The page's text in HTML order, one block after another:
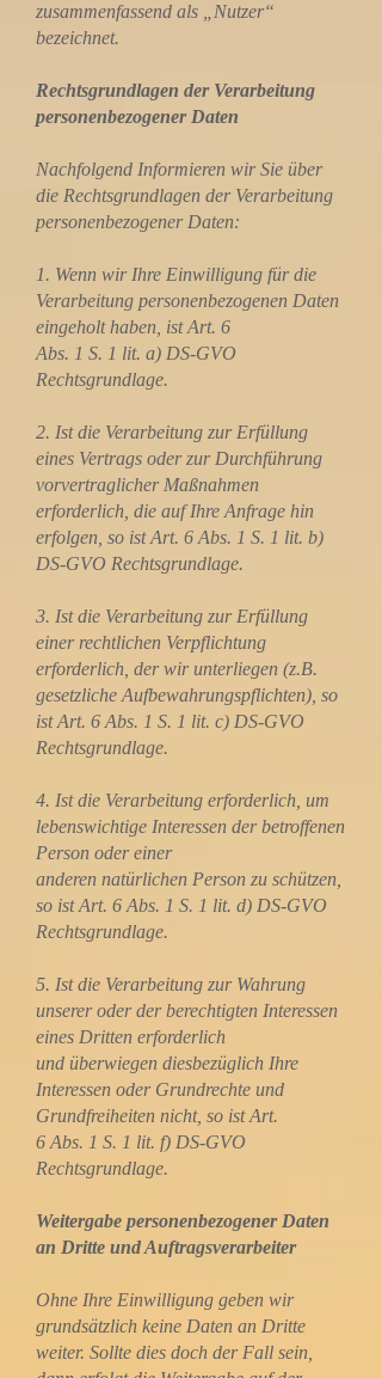
zusammenfassend als „Nutzer“
bezeichnet.
Rechtsgrundlagen der Verarbeitung
personenbezogener Daten
Nachfolgend Informieren wir Sie über
die Rechtsgrundlagen der Verarbeitung
personenbezogener Daten:
1. Wenn wir Ihre Einwilligung für die
Verarbeitung personenbezogenen Daten
eingeholt haben, ist Art. 6
Abs. 1 S. 1 lit. a) DS-GVO
Rechtsgrundlage.
2. Ist die Verarbeitung zur Erfüllung
eines Vertrags oder zur Durchführung
vorvertraglicher Maßnahmen
erforderlich, die auf Ihre Anfrage hin
erfolgen, so ist Art. 6 Abs. 1 S. 1 lit. b)
DS-GVO Rechtsgrundlage.
3. Ist die Verarbeitung zur Erfüllung
einer rechtlichen Verpflichtung
erforderlich, der wir unterliegen (z.B.
gesetzliche Aufbewahrungspflichten), so
ist Art. 6 Abs. 1 S. 1 lit. c) DS-GVO
Rechtsgrundlage.
4. Ist die Verarbeitung erforderlich, um
lebenswichtige Interessen der betroffenen
Person oder einer
anderen natürlichen Person zu schützen,
so ist Art. 6 Abs. 1 S. 1 lit. d) DS-GVO
Rechtsgrundlage.
5. Ist die Verarbeitung zur Wahrung
unserer oder der berechtigten Interessen
eines Dritten erforderlich
und überwiegen diesbezüglich Ihre
Interessen oder Grundrechte und
Grundfreiheiten nicht, so ist Art.
6 Abs. 1 S. 1 lit. f) DS-GVO
Rechtsgrundlage.
Weitergabe personenbezogener Daten
an Dritte und Auftragsverarbeiter
Ohne Ihre Einwilligung geben wir
grundsätzlich keine Daten an Dritte
weiter. Sollte dies doch der Fall sein,